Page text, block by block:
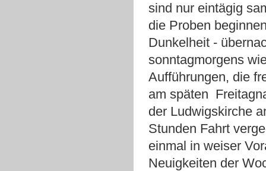
sind nur eintägig
die Proben
Dunkelheit -
sonntagmorgens
Aufführungen, die
am späten
der Ludwigskirche
Stunden Fahrt
einmal in weiser
Neuigkeiten der